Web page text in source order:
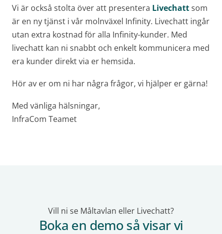
Vi är också stolta över att presentera Livechattsom
är en ny tjänst i vår molnväxel Infinity. Livechatt ingår
utan extra kostnad för alla Infinity-kunder. Med
livechatt kan ni snabbt och enkelt kommunicera med
era kunder direkt via er hemsida.
Hör av er om ni har några frågor, vi hjälper er gärna!
Med vänliga hälsningar,
InfraCom Teamet
Vill ni se Måltavlan eller Livechatt?
Boka en demo så visar vi